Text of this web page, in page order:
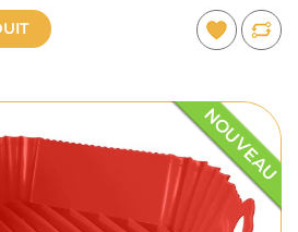
NOUVEAU